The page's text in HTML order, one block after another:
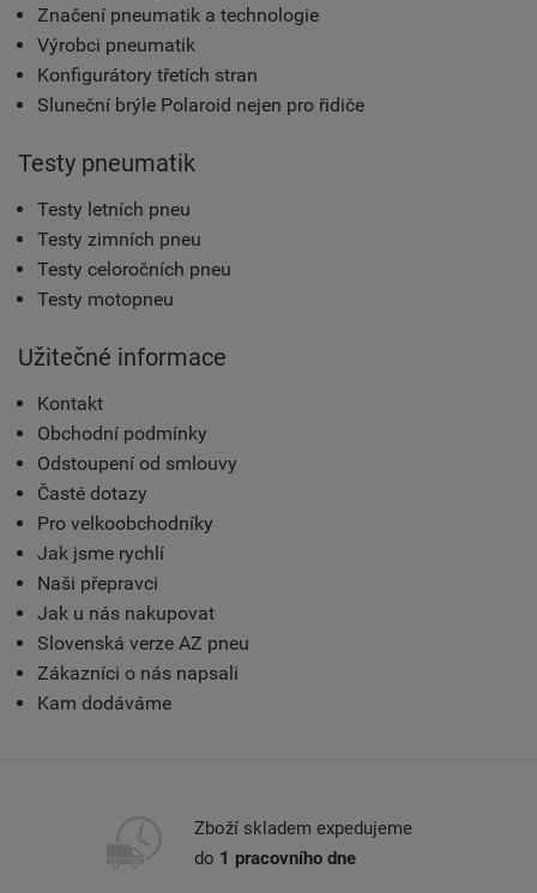
Značení pneumatik a technologie
Výrobci pneumatik
Konfigurátory třetích stran
Sluneční brýle Polaroid nejen pro řidiče
Testy pneumatik
Testy letních pneu
Testy zimních pneu
Testy celoročních pneu
Testy motopneu
Užitečné informace
Kontakt
Obchodní podmínky
Odstoupení od smlouvy
Časté dotazy
Pro velkoobchodníky
Jak jsme rychlí
Naši přepravci
Jak u nás nakupovat
Slovenská verze AZ pneu
Zákazníci o nás napsali
Kam dodáváme
Zboží skladem expedujeme
do 1 pracovního dne